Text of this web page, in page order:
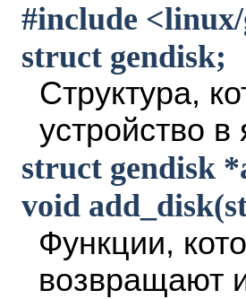
#include
struct gendisk;
Структура,
устройство в
struct gendisk
void
Функции,
возвращают